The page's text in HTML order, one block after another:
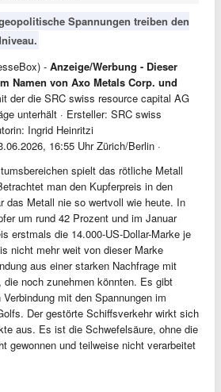
Spannungen treiben den
- Anzeige/Werbung - Dieser
Namen von Axo Metals Corp. und
der die SRC swiss resource capital AG
unterhält · Ersteller: SRC swiss
Ingrid Heinritzi
16:55 Uhr Zürich/Berlin ·
spielt das rötliche Metall
man den Kupferpreis in den
das Metall nie so wertvoll wie heute. In
um rund 42 Prozent und im Januar
erstmals die 14.000-US-Dollar-Marke je
nicht mehr weit von dieser Marke
aus einer starken Nachfrage mit
die noch zunehmen könnten. Es gibt
mit den Spannungen im
Der gestörte Schiffsverkehr wirkt sich
aus. Es ist die Schwefelsäure, ohne die
gewonnen und teilweise nicht verarbeitet